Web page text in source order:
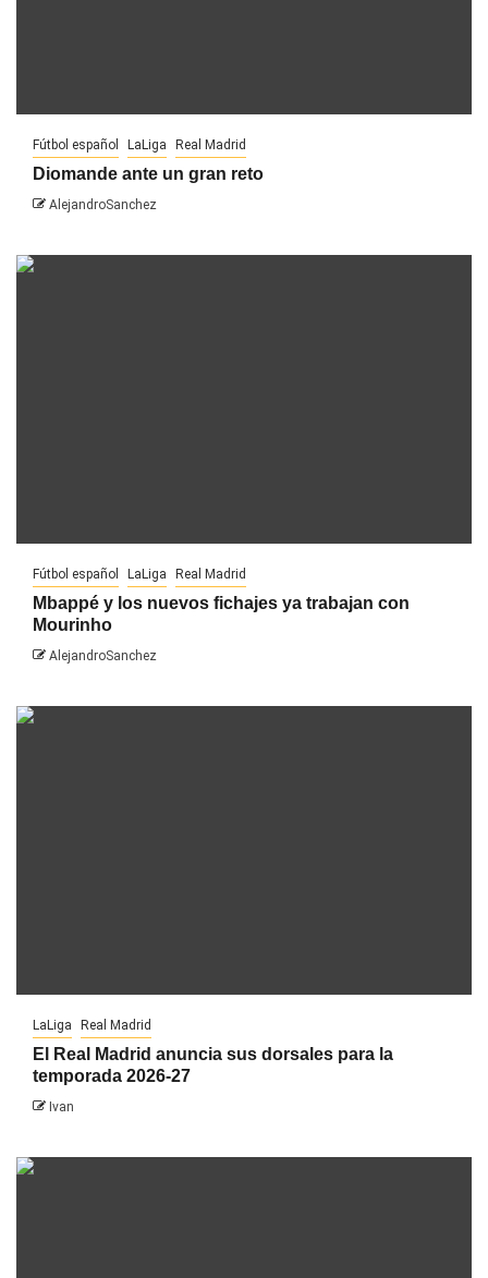
Fútbol español LaLiga Real Madrid
Diomande ante un gran reto
AlejandroSanchez
Fútbol español LaLiga Real Madrid
Mbappé y los nuevos fichajes ya trabajan con
Mourinho
AlejandroSanchez
LaLiga Real Madrid
El Real Madrid anuncia sus dorsales para la
temporada 2026-27
Ivan